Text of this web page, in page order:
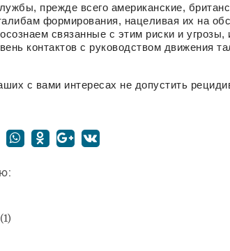
прежде всего американские,
формирования, нацеливая их на
связанные с этим риски и
контактов с руководством движения
с вами интересах не допустить
(1)